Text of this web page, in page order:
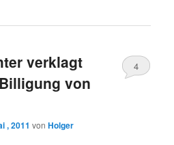
verklagt
von
, 2011 vonHolger
4